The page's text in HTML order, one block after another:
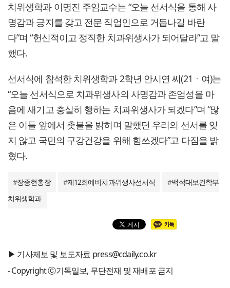
치위생학과 이명진 주임교수는 “오늘 선서식을 통해 사
명감과 긍지를 갖고 전문 직업인으로 거듭나길 바란
다”며 “헌신적이고 정직한 치과위생사가 되어달라”고 말
했다.
선서식에 참석한 치위생학과 2학년 안시연 씨(21ㆍ여)는
“오늘 선서식으로 치과위생사의 사명감과 존엄성을 마
음에 새기고 충실히 행하는 치과위생사가 되겠다”며 “많
은 이들 앞에서 촛불을 밝히며 말했던 우리의 선서를 잊
지 않고 국민의 구강건강을 위해 힘쓰겠다”고 다짐을 밝
혔다.
#장종현총장 #제12회예비치과위생사선서식 #백석대보건학부
치위생학과
▶ 기사제보 및 보도자료 press@cdaily.co.kr
- Copyright ⓒ기독일보, 무단전재 및 재배포 금지